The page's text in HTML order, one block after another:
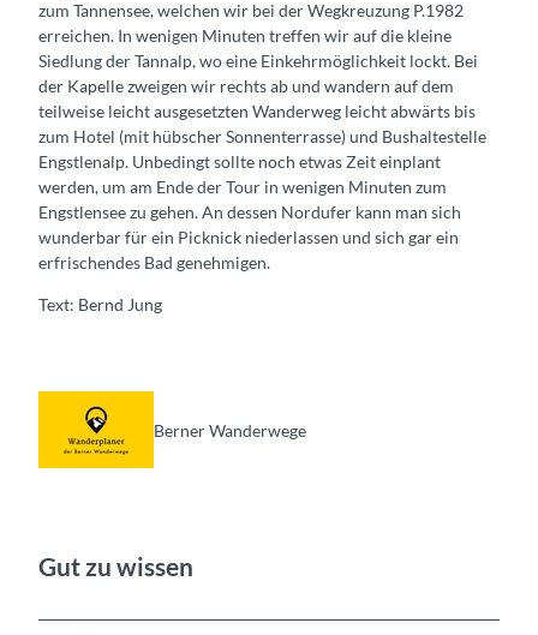
zum Tannensee, welchen wir bei der Wegkreuzung P.1982
erreichen. In wenigen Minuten treffen wir auf die kleine
Siedlung der Tannalp, wo eine Einkehrmöglichkeit lockt. Bei
der Kapelle zweigen wir rechts ab und wandern auf dem
teilweise leicht ausgesetzten Wanderweg leicht abwärts bis
zum Hotel (mit hübscher Sonnenterrasse) und Bushaltestelle
Engstlenalp. Unbedingt sollte noch etwas Zeit einplant
werden, um am Ende der Tour in wenigen Minuten zum
Engstlensee zu gehen. An dessen Nordufer kann man sich
wunderbar für ein Picknick niederlassen und sich gar ein
erfrischendes Bad genehmigen.
Text: Bernd Jung
Berner Wanderwege
Gut zu wissen